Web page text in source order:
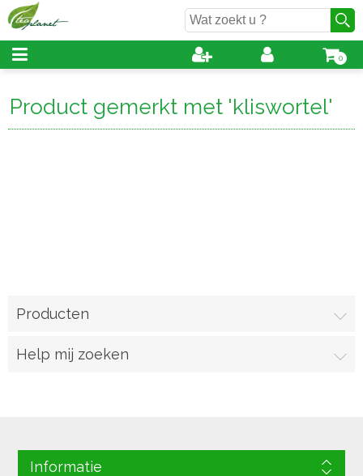
0
Product gemerkt met 'kliswortel'
Producten
Help mij zoeken
Informatie